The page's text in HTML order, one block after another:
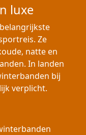
luxe
Ze
natte en
In landen
bij
verplicht.